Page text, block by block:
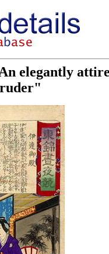
elegantly